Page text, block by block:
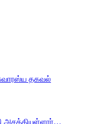
தகவல்
அசத்தியுள்ளார்…